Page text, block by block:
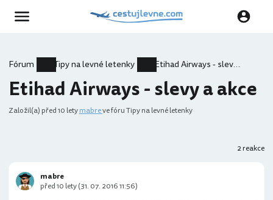
Fórum Tipy na levné letenky Etihad Airways - slevy a akce
Etihad Airways - slevy a akce
Založil(a) před 10 letymabreve fóru Tipy na levné letenky
2 reakce
mabre
před 10 lety (31. 07. 2016 11:56)